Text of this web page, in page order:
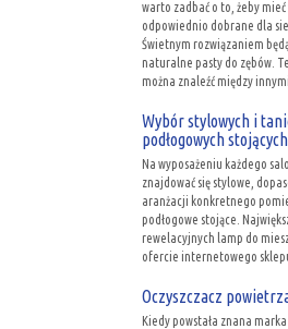
warto zadbać o to, żeby mieć
odpowiednio dobrane dla
Świetnym rozwiązaniem
naturalne pasty do zębów.
można znaleźć między innymi
Wybór stylowych i
podłogowych stojących
Na wyposażeniu każdego
znajdować się stylowe,
aranżacji konkretnego
podłogowe stojące.
rewelacyjnych lamp do
ofercie internetowego
Oczyszczacz
Kiedy powstała znana